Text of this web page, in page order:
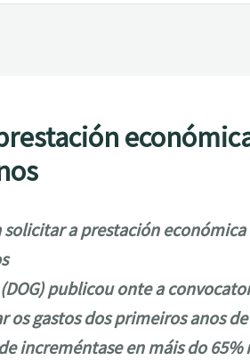
solicitar a prestación
publicou onte a
gastos dos primeiros anos
increméntase en máis do